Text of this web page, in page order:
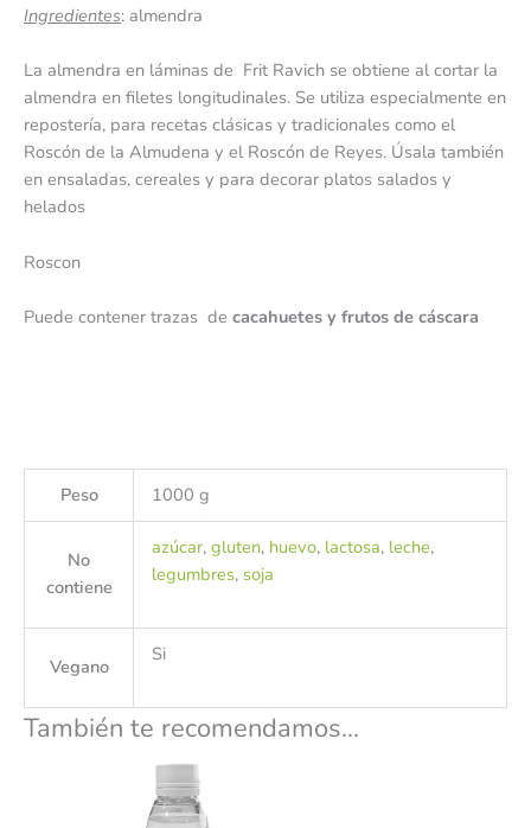
Ingredientes: almendra
La almendra en láminas de Frit Ravich se obtiene al cortar la
almendra en filetes longitudinales. Se utiliza especialmente en
repostería, para recetas clásicas y tradicionales como el
Roscón de la Almudena y el Roscón de Reyes. Úsala también
en ensaladas, cereales y para decorar platos salados y
helados
Roscon
Puede contener trazas de cacahuetes y frutos de cáscara
Peso 1000 g
No
contiene
azúcar, gluten, huevo, lactosa, leche,
legumbres, soja
Vegano
Si
También te recomendamos…